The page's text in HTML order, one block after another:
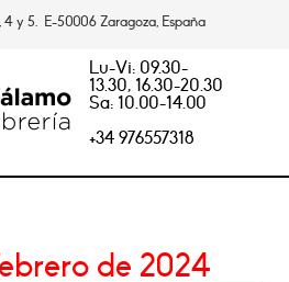
4 y 5. E-50006 Zaragoza, España
Lu-Vi: 09.30-
13.30, 16.30-20.30
Sa: 10.00-14.00
+34 976557318
de 2024